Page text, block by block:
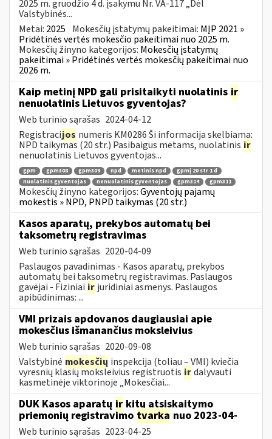
2025 m. gruodžio 4 d. įsakymu Nr. VA-117 „Dėl
Valstybinės...
Metai: 2025 Mokesčių įstatymų pakeitimai: MĮP 2021 »
Pridėtinės vertės mokesčio pakeitimai nuo 2025 m.
Mokesčių žinyno kategorijos: Mokesčių įstatymų
pakeitimai » Pridėtinės vertės mokesčių pakeitimai nuo
2026 m.
Kaip metinį NPD gali prisitaikyti nuolatinis ir
nenuolatinis Lietuvos gyventojas?
Web turinio sąrašas 2024-04-12
Registracijos numeris KM0286 Ši informacija skelbiama:
NPD taikymas (20 str.) Pasibaigus metams, nuolatinis ir
nenuolatinis Lietuvos gyventojas...
gpm gpm308 gpm309 npd metinis npd
gpmį 20 str 1 d
nuolatinis gyventojas
nenuolatinis gyventojas gpm314 gpm311
Mokesčių žinyno kategorijos:Gyventojų pajamų
mokestis » NPD, PNPD taikymas (20 str.)
Kasos aparatų, prekybos automatų bei
taksometrų registravimas
Web turinio sąrašas 2020-04-09
Paslaugos pavadinimas - Kasos aparatų, prekybos
automatų bei taksometrų registravimas. Paslaugos
gavėjai - Fiziniai ir juridiniai asmenys. Paslaugos
apibūdinimas: ...
VMI prizais apdovanos daugiausiai apie
mokesčius išmanančius moksleivius
Web turinio sąrašas 2020-09-08
Valstybinė mokesčių inspekcija (toliau – VMI) kviečia
vyresnių klasių moksleivius registruotis irdalyvauti
kasmetinėje viktorinoje „Mokesčiai...
DUK Kasos aparatų ir kitų atsiskaitymo
priemonių registravimo tvarka nuo 2023-04-
Web turinio sąrašas 2023-04-25